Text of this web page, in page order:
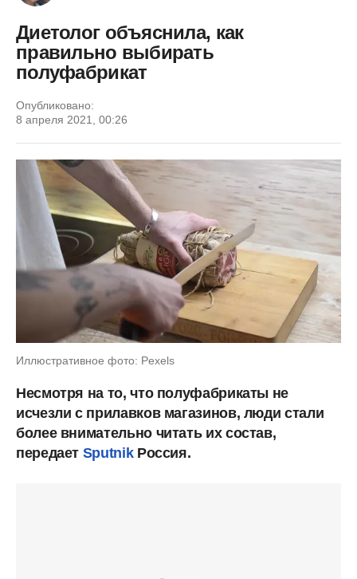
Диетолог объяснила, как
правильно выбирать
полуфабрикат
Опубликовано:
8 апреля 2021, 00:26
Иллюстративное фото: Pexels
Несмотря на то, что полуфабрикаты не
исчезли с прилавков магазинов, люди стали
более внимательно читать их состав,
передает SputnikРоссия.